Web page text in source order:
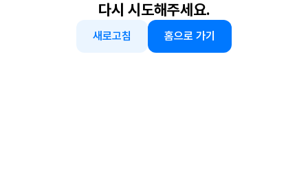
다시 시도해주세요.
새로고침 홈으로 가기